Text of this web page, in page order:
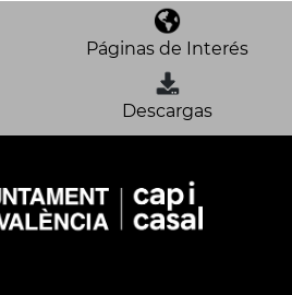
Páginas de Interés
Descargas